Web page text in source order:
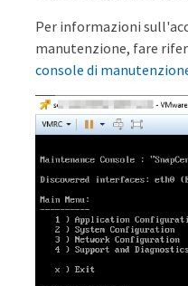
Per informazioni
manutenzione, fare
console di